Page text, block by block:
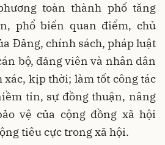
toàn thành phố tăng
phổ biến quan điểm, chủ
Đảng, chính sách, pháp luật
bộ, đảng viên và nhân dân
kịp thời; làm tốt công tác
tin, sự đồng thuận, nâng
vệ của cộng đồng xã hội
tiêu cực trong xã hội.